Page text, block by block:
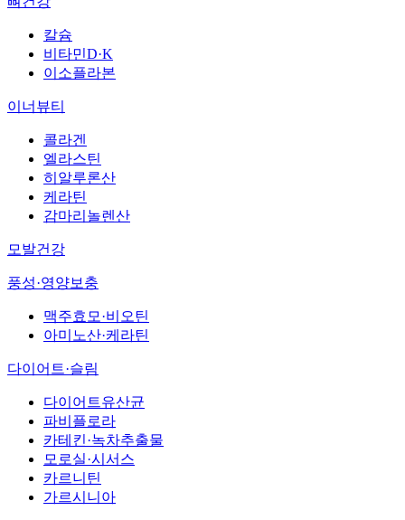
칼슘
비타민D·K
이소플라본
이너뷰티
콜라겐
엘라스틴
히알루론산
케라틴
감마리놀렌산
모발건강
풍성·영양보충
맥주효모·비오틴
아미노산·케라틴
다이어트·슬림
다이어트유산균
파비플로라
카테킨·녹차추출물
모로실·시서스
카르니틴
가르시니아